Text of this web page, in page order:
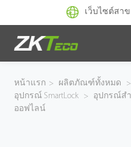
เว็บไซต์สา
ผลิตภัณฑ์
โซลูชั่นของเรา
หน้าแรก > ผลิตภัณฑ์ทั้งหมด >
อุปกรณ์ SmartLock > อุปกรณ์สำ
ออฟไลน์